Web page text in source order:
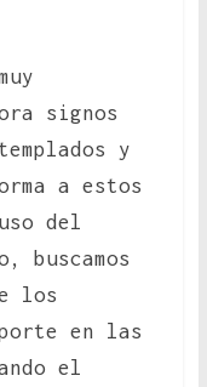
signos
y
a estos
del
buscamos
los
en las
el